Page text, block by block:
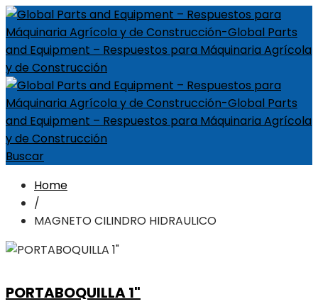
Buscar
Home
/
MAGNETO CILINDRO HIDRAULICO
PORTABOQUILLA 1"